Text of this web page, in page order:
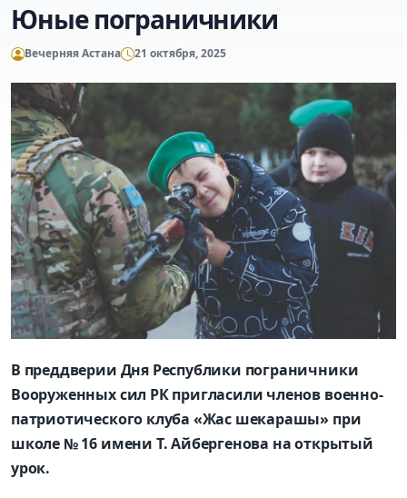
Юные пограничники
Вечерняя Астана 21 октября, 2025
В преддверии Дня Республики пограничники
Вооруженных сил РК пригласили членов военно-
патриотического клуба «Жас шекарашы» при
школе № 16 имени Т. Айбергенова на открытый
урок.